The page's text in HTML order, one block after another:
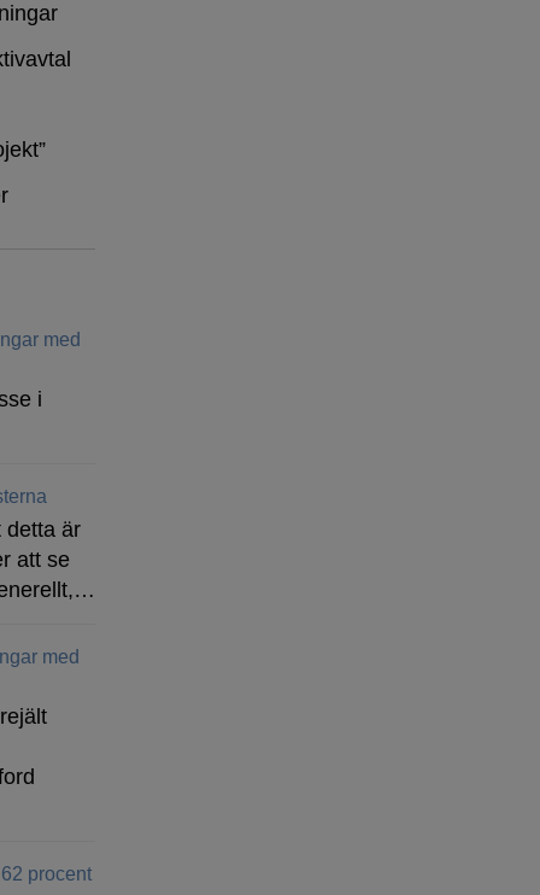
med
i
detta är
att se
med
procent